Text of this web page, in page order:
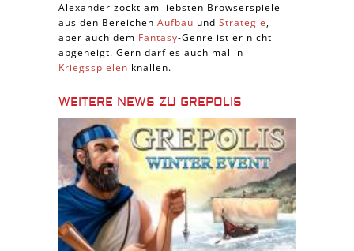
Alexander zockt am liebsten Browserspiele
aus den Bereichen Aufbau und Strategie,
aber auch dem Fantasy-Genre ist er nicht
abgeneigt. Gern darf es auch mal in
Kriegsspielen knallen.
WEITERE NEWS ZU GREPOLIS